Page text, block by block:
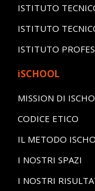
ISTITUTO
ISTITUTO
ISTITUTO
iSCHOOL
MISSION DI
CODICE ETICO
IL METODO
I NOSTRI SPAZI
I NOSTRI